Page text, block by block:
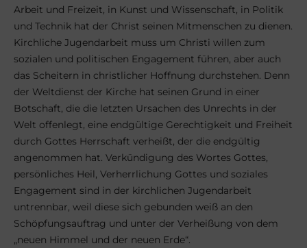
Arbeit und Freizeit, in Kunst und Wissenschaft, in Politik
und Technik hat der Christ seinen Mitmenschen zu dienen.
Kirchliche Jugendarbeit muss um Christi willen zum
sozialen und politischen Engagement führen, aber auch
das Scheitern in christlicher Hoffnung durchstehen. Denn
der Weltdienst der Kirche hat seinen Grund in einer
Botschaft, die die letzten Ursachen des Unrechts in der
Welt offenlegt, eine endgültige Gerechtigkeit und Freiheit
durch Gottes Herrschaft verheißt, der die endgültig
angenommen hat. Verkündigung des Wortes Gottes,
persönliches Heil, Verherrlichung Gottes und soziales
Engagement sind in der kirchlichen Jugendarbeit
untrennbar, weil diese sich gebunden weiß an den
Schöpfungsauftrag und unter der Verheißung von dem
„neuen Himmel und der neuen Erde“.